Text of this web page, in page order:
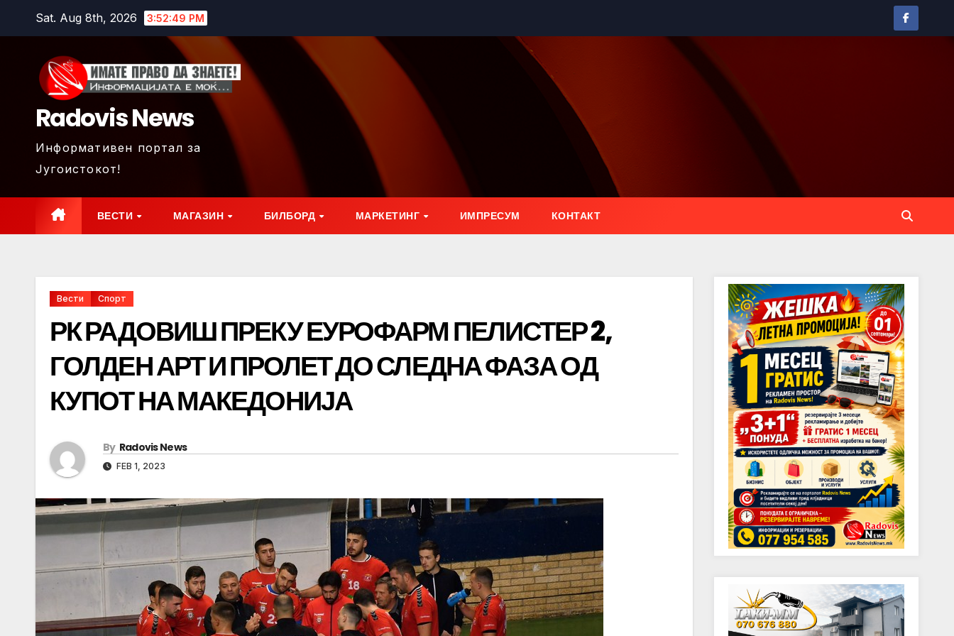
Sat. Aug 8th, 2026 3:52:51 PM
Radovis News
Информативен портал за
Југоистокот!
ВЕСТИ МАГАЗИН БИЛБОРД МАРКЕТИНГ ИМПРЕСУМ КОНТАКТ
Вести Спорт
РК РАДОВИШ ПРЕКУ ЕУРОФАРМ ПЕЛИСТЕР 2,
ГОЛДЕН АРТ И ПРОЛЕТ ДО СЛЕДНА ФАЗА ОД
КУПОТ НА МАКЕДОНИЈА
By Radovis News
FEB 1, 2023